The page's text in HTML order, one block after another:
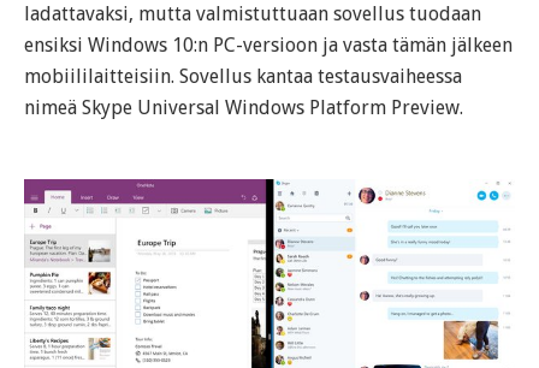
ladattavaksi, mutta valmistuttuaan sovellus tuodaan
ensiksi Windows 10:n PC-versioon ja vasta tämän jälkeen
mobiililaitteisiin. Sovellus kantaa testausvaiheessa
nimeä Skype Universal Windows Platform Preview.